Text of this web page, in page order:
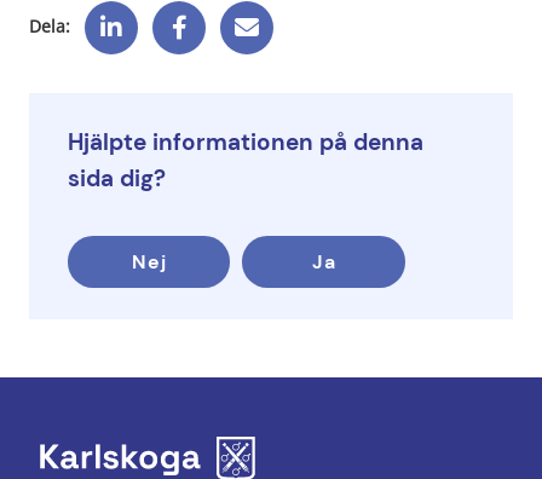
Dela:
Hjälpte informationen på denna
sida dig?
Nej Ja